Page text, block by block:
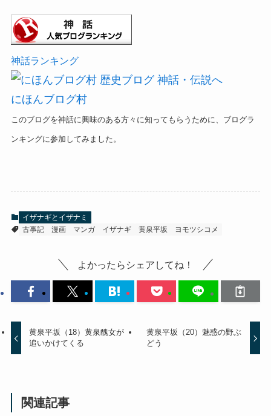
神話ランキング
にほんブログ村
このブログを神話に興味のある方々に知ってもらうために、ブログラ
ンキングに参加してみました。
イザナギとイザナミ
古事記
漫画 マンガ イザナギ 黄泉平坂 ヨモツシコメ
よかったらシェアしてね！
黄泉平坂（18）黄泉醜女が
追いかけてくる
黄泉平坂（20）魅惑の野ぶ
どう
関連記事